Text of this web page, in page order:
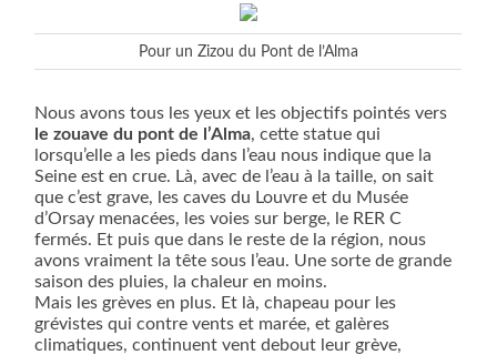
Pour un Zizou du Pont de l’Alma
Nous avons tous les yeux et les objectifs pointés vers
le zouave du pont de l’Alma, cette statue qui
lorsqu’elle a les pieds dans l’eau nous indique que la
Seine est en crue. Là, avec de l’eau à la taille, on sait
que c’est grave, les caves du Louvre et du Musée
d’Orsay menacées, les voies sur berge, le RER C
fermés. Et puis que dans le reste de la région, nous
avons vraiment la tête sous l’eau. Une sorte de grande
saison des pluies, la chaleur en moins.
Mais les grèves en plus. Et là, chapeau pour les
grévistes qui contre vents et marée, et galères
climatiques, continuent vent debout leur grève,